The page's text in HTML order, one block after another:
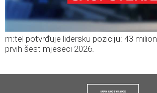
m:tel potvrđuje lidersku poziciju: 43
prvih šest mjeseci 2026.